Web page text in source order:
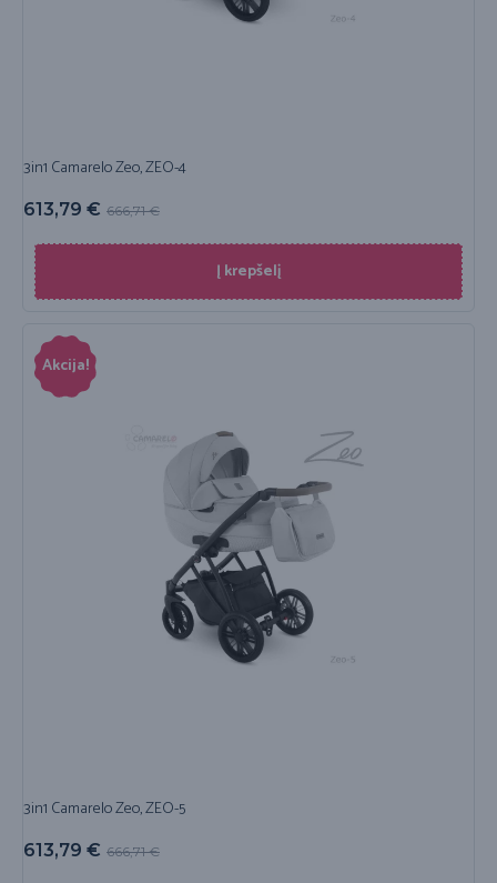
3in1 Camarelo Zeo, ZEO-4
666,71€
613,79 €
Į krepšelį
Akcija!
3in1 Camarelo Zeo, ZEO-5
666,71€
613,79 €